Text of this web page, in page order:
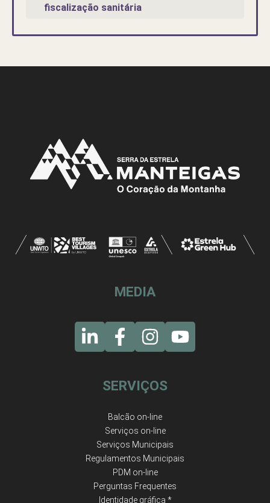
fiscalização sanitária
MEDIA
SERVIÇOS
Balcão on-line
Serviços on-line
Serviços Municipais
Regulamentos Municipais
PDM on-line
Perguntas Frequentes
Identidade gráfica *